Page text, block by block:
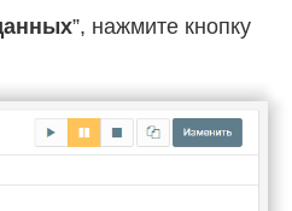
”, нажмите кнопку